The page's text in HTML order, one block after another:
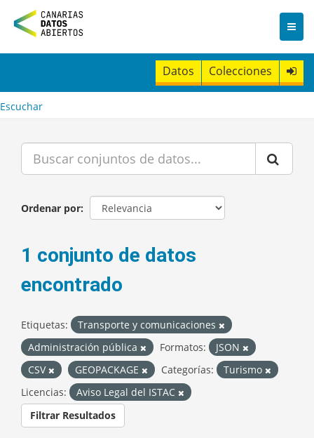
n
t
Datos Colecciones
Escuchar
Ordenar por
1 conjunto de datos
encontrado
Etiquetas:
Transporte y comunicaciones
Administración pública
Formatos:
JSON
CSV
GEOPACKAGE Categorías:
Turismo
Licencias:
Aviso Legal del ISTAC
Filtrar Resultados